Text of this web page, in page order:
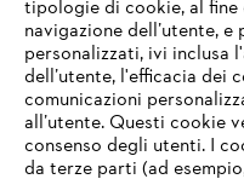
L’azienda
STIHL FAQ
tipologie di cookie, al fine
navigazione dell’utente,
personalizzati, ivi inclusa
dell’utente, l'efficacia dei
comunicazioni
all’utente. Questi cookie
consenso degli utenti. I
da terze parti (ad